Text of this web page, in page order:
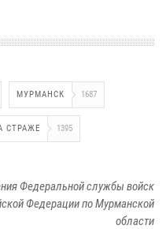
МУРМАНСК 1687
СТРАЖЕ 1395
Федеральной службы войск
Федерации по Мурманской
области